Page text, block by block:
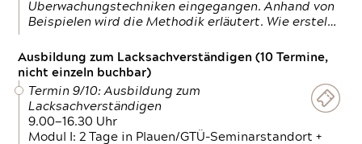
Überwachungstechniken eingegangen. Anhand von
Beispielen wird die Methodik erläutert. Wie erstel…
Ausbildung zum Lacksachverständigen (10 Termine,
nicht einzeln buchbar)
Termin 9/10: Ausbildung zum
Lacksachverständigen
9.00—16.30 Uhr
Modul I: 2 Tage in Plauen/GTÜ-Seminarstandort +